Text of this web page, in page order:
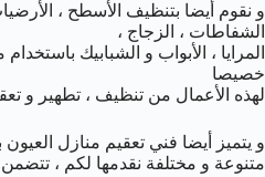
و نقوم أيضا بتنظيف الأسطح ،
الشفاطات ، الزجاج ،
المرايا ، الأبواب و الشبابيك
خصيصا
لهذه الأعمال من تنظيف ، تطهير و
و يتميز أيضا فني تعقيم منازل
متنوعة و مختلفة نقدمها لكم ،